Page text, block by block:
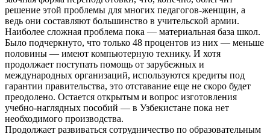
решение этой проблемы для многих педагогов-женщин, а
ведь они составляют большинство в учительской армии.
Наиболее сложная проблема пока — материальная база школ.
Было подчеркнуто, что только 48 процентов из них — меньше
половины — имеют компьютерную технику. И хотя
продолжает поступать помощь от зарубежных и
международных организаций, используются кредиты под
гарантии правительства, это отставание еще не скоро будет
преодолено. Остается открытым и вопрос изготовления
учебно-наглядных пособий — в Узбекистане пока нет
необходимого производства.
Продолжает развиваться сотрудничество по образовательным